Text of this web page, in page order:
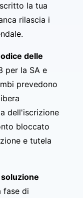
la tua
rilascia i
delle
per la SA e
prevedono
dell'iscrizione
bloccato
e tutela
fase di